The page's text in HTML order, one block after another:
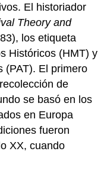
El historiador
Theory and
los etiqueta
Históricos (HMT) y
(PAT). El primero
de
se basó en los
en Europa
fueron
XX, cuando